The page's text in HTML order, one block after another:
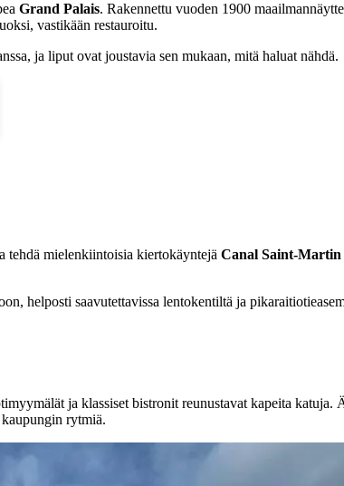
Grand Palais. Rakennettu vuoden 1900
vastikään restauroitu.
ja liput ovat joustavia sen mukaan, mitä haluat nähdä.
tehdä mielenkiintoisia kiertokäyntejä Canal Saint-Martin
helposti saavutettavissa lentokentiltä ja
ja klassiset bistronit reunustavat kapeita katuja.
rytmiä.